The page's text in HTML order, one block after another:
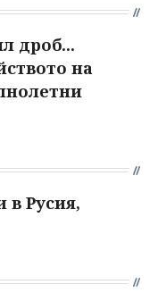
дроб...
на
в Русия,